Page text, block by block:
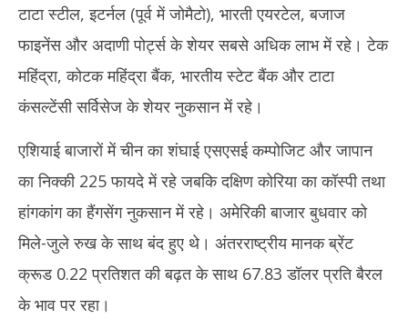
टाटा स्टील, इटर्नल (पूर्व में जोमैटो), भारती एयरटेल, बजाज
फाइनेंस और अदाणी पोर्ट्स के शेयर सबसे अधिक लाभ में रहे। टेक
महिंद्रा, कोटक महिंद्रा बैंक, भारतीय स्टेट बैंक और टाटा
कंसल्टेंसी सर्विसेज के शेयर नुकसान में रहे।
एशियाई बाजारों में चीन का शंघाई एसएसई कम्पोजिट और जापान
का निक्की 225 फायदे में रहे जबकि दक्षिण कोरिया का कॉस्पी तथा
हांगकांग का हैंगसेंग नुकसान में रहे। अमेरिकी बाजार बुधवार को
मिले-जुले रुख के साथ बंद हुए थे। अंतरराष्ट्रीय मानक ब्रेंट
क्रूड 0.22 प्रतिशत की बढ़त के साथ 67.83 डॉलर प्रति बैरल
के भाव पर रहा।